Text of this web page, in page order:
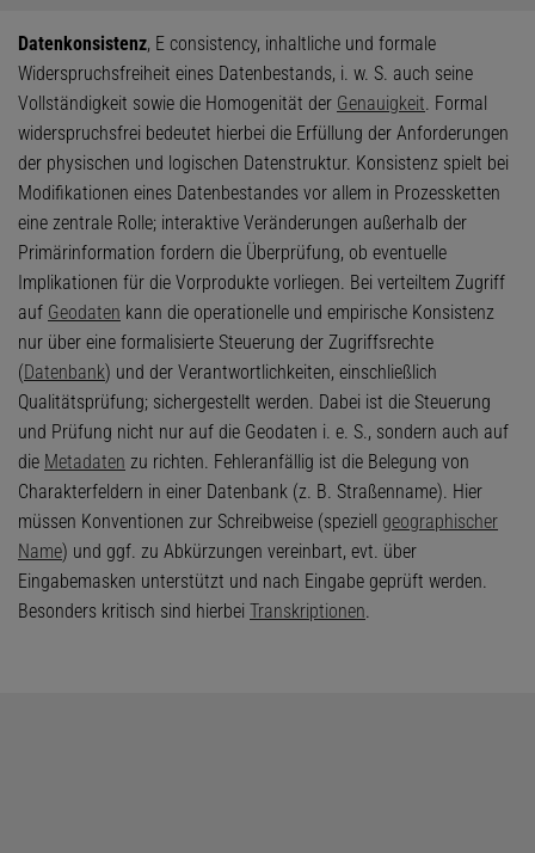
Datenkonsistenz, E consistency, inhaltliche und formale
Widerspruchsfreiheit eines Datenbestands, i. w. S. auch seine
Vollständigkeit sowie die Homogenität der Genauigkeit. Formal
widerspruchsfrei bedeutet hierbei die Erfüllung der Anforderungen
der physischen und logischen Datenstruktur. Konsistenz spielt bei
Modifikationen eines Datenbestandes vor allem in Prozessketten
eine zentrale Rolle; interaktive Veränderungen außerhalb der
Primärinformation fordern die Überprüfung, ob eventuelle
Implikationen für die Vorprodukte vorliegen. Bei verteiltem Zugriff
auf Geodaten kann die operationelle und empirische Konsistenz
nur über eine formalisierte Steuerung der Zugriffsrechte
(Datenbank) und der Verantwortlichkeiten, einschließlich
Qualitätsprüfung; sichergestellt werden. Dabei ist die Steuerung
und Prüfung nicht nur auf die Geodaten i. e. S., sondern auch auf
die Metadaten zu richten. Fehleranfällig ist die Belegung von
Charakterfeldern in einer Datenbank (z. B. Straßenname). Hier
müssen Konventionen zur Schreibweise (speziell geographischer
Name) und ggf. zu Abkürzungen vereinbart, evt. über
Eingabemasken unterstützt und nach Eingabe geprüft werden.
Besonders kritisch sind hierbei Transkriptionen.